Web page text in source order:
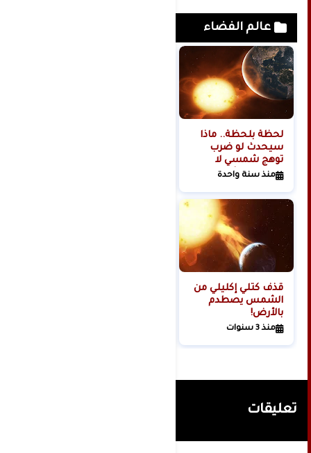
عالم الفضاء
لحظة بلحظة.. ماذا
سيحدث لو ضرب
توهج شمسي لا
تتحمله البشرية
منذ سنة واحدة
قذف كتلي إكليلي من
الشمس يصطدم
بالأرض!
منذ 3 سنوات
تعليقات